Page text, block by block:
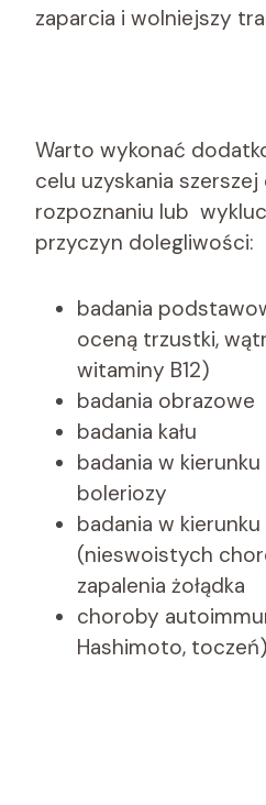
zaparcia i wolniejszy
Warto wykonać
celu uzyskania szerszej
rozpoznaniu lub
przyczyn dolegliwości:
badania
oceną trzustki,
witaminy B12)
badania obrazowe
badania kału
badania w
boleriozy
badania w kierunku
(nieswoistych
zapalenia żołądka
choroby
Hashimoto, toczeń)